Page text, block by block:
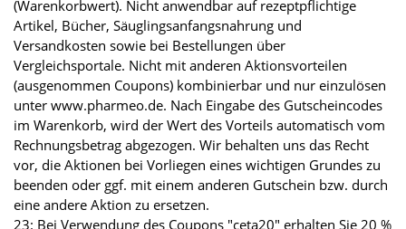
(Warenkorbwert). Nicht anwendbar auf rezeptpflichtige
Artikel, Bücher, Säuglingsanfangsnahrung und
Versandkosten sowie bei Bestellungen über
Vergleichsportale. Nicht mit anderen Aktionsvorteilen
(ausgenommen Coupons) kombinierbar und nur einzulösen
unter www.pharmeo.de. Nach Eingabe des Gutscheincodes
im Warenkorb, wird der Wert des Vorteils automatisch vom
Rechnungsbetrag abgezogen. Wir behalten uns das Recht
vor, die Aktionen bei Vorliegen eines wichtigen Grundes zu
beenden oder ggf. mit einem anderen Gutschein bzw. durch
eine andere Aktion zu ersetzen.
23: Bei Verwendung des Coupons "ceta20" erhalten Sie 20 %